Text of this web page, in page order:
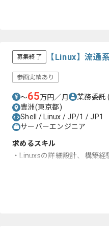
募集終了 【Linux】流通
参画実績あり
〜65万円／月 業務委託
豊洲(東京都)
Shell / Linux / JP/1 / JP1
サーバーエンジニア
求めるスキル
・Linuxsの詳細設計、構築経